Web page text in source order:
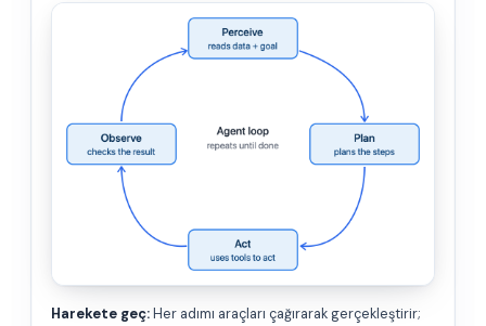
Harekete geç:Her adımı araçları çağırarak gerçekleştirir;